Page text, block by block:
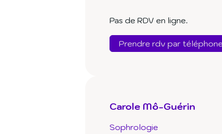
Pas de RDV en ligne.
Prendre rdv par
Carole Mô-Guérin
Sophrologie